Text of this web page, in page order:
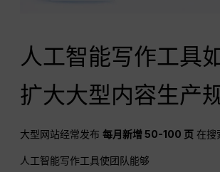
人工智能写作工具
扩大大型内容生产
大型网站经常发布每月新增 50-100 页 在搜
人工智能写作工具使团队能够